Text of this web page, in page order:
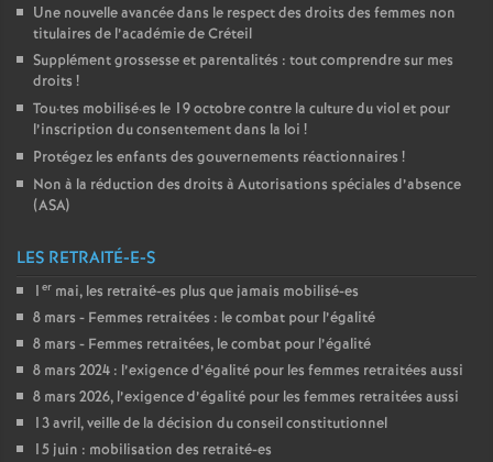
Une nouvelle avancée dans le respect des droits des femmes non
titulaires de l’académie de Créteil
Supplément grossesse et parentalités : tout comprendre sur mes
droits !
Tou·tes mobilisé·es le 19 octobre contre la culture du viol et pour
l’inscription du consentement dans la loi !
Protégez les enfants des gouvernements réactionnaires !
Non à la réduction des droits à Autorisations spéciales d’absence
(ASA)
LES RETRAITÉ-E-S
1 er mai, les retraité-es plus que jamais mobilisé-es
8 mars - Femmes retraitées : le combat pour l’égalité
8 mars - Femmes retraitées, le combat pour l’égalité
8 mars 2024 : l’exigence d’égalité pour les femmes retraitées aussi
8 mars 2026, l’exigence d’égalité pour les femmes retraitées aussi
13 avril, veille de la décision du conseil constitutionnel
15 juin : mobilisation des retraité-es